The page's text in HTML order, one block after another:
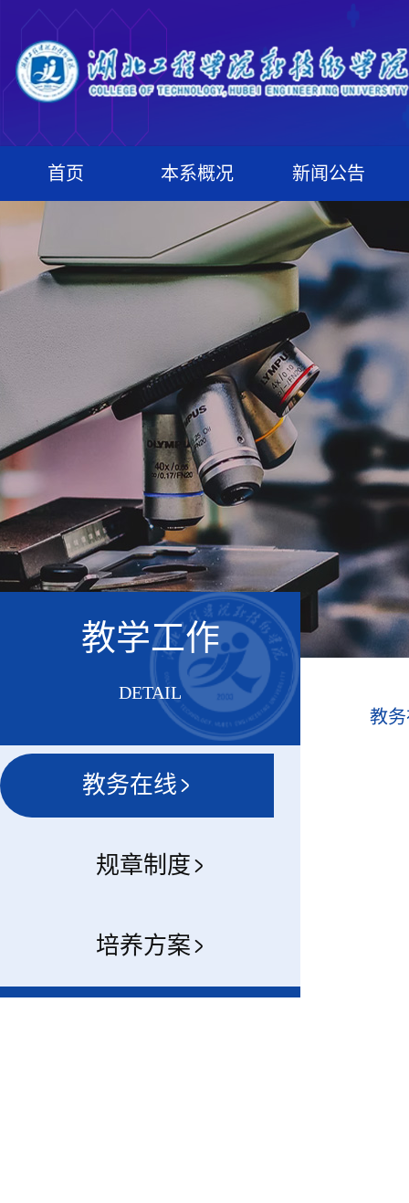
首页
本系概况
系况简介
机构设置
新闻公告
新闻中心
通知公告
教学工作
DETAIL
教务在线
规章制度
培养方案
教